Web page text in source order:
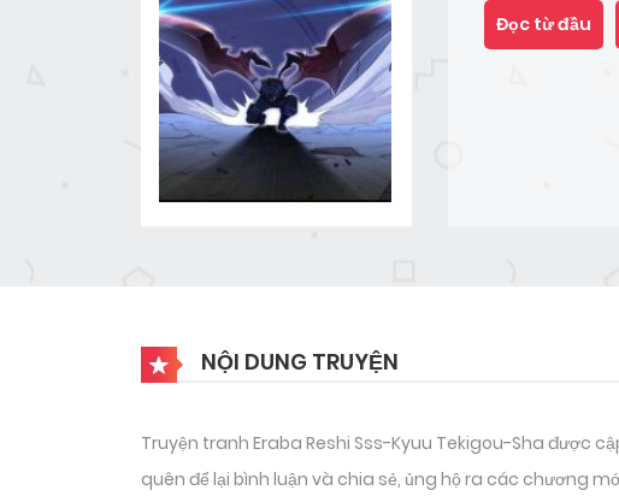
Đọc từ đầu
NỘI DUNG TRUYỆN
Truyện tranh Eraba Reshi Sss-Kyuu Tekigou-Sha được
quên để lại bình luận và chia sẻ, ủng hộ ra các chương